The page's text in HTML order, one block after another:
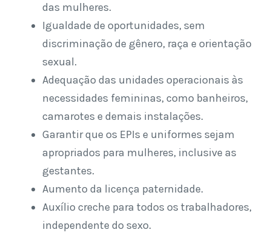
das mulheres.
Igualdade de oportunidades, sem
discriminação de gênero, raça e orientação
sexual.
Adequação das unidades operacionais às
necessidades femininas, como banheiros,
camarotes e demais instalações.
Garantir que os EPIs e uniformes sejam
apropriados para mulheres, inclusive as
gestantes.
Aumento da licença paternidade.
Auxílio creche para todos os trabalhadores,
independente do sexo.